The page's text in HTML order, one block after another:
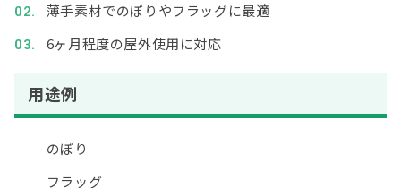
薄手素材でのぼりやフラッグに最適
6ヶ月程度の屋外使用に対応
用途例
のぼり
フラッグ